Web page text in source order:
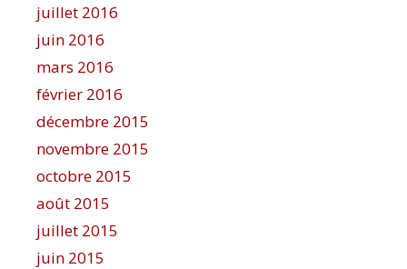
juillet 2016
juin 2016
mars 2016
février 2016
décembre 2015
novembre 2015
octobre 2015
août 2015
juillet 2015
juin 2015